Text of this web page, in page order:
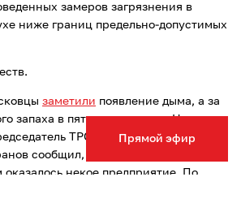
Прямой эфир
замеров загрязнения в
ниже границ предельно-допустимых
заметили появление дыма, а за
запаха в пятницу вечером. На
ТРОО «Экологическая
сообщил, что
оказалось некое предприятие. По